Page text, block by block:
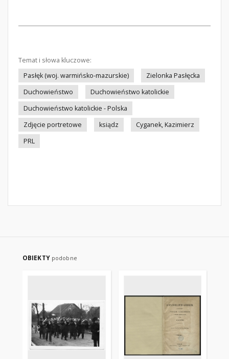
Temat i słowa kluczowe:
Pasłęk (woj. warmińsko-mazurskie)
Zielonka Pasłęcka
Duchowieństwo
Duchowieństwo katolickie
Duchowieństwo katolickie - Polska
Zdjęcie portretowe
ksiądz
Cyganek, Kazimierz
PRL
OBIEKTY podobne